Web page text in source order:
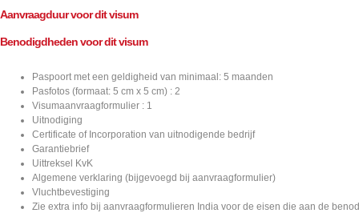
Aanvraagduur voor dit visum
Benodigdheden voor dit visum
Paspoort met een geldigheid van minimaal: 5 maanden
Pasfotos (formaat: 5 cm x 5 cm) : 2
Visumaanvraagformulier : 1
Uitnodiging
Certificate of Incorporation van uitnodigende bedrijf
Garantiebrief
Uittreksel KvK
Algemene verklaring (bijgevoegd bij aanvraagformulier)
Vluchtbevestiging
Zie extra info bij aanvraagformulieren India voor de eisen die aan de